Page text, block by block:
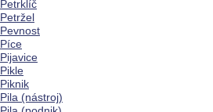
Petrklíč
Petržel
Pevnost
Píce
Pijavice
Pikle
Piknik
Pila (nástroj)